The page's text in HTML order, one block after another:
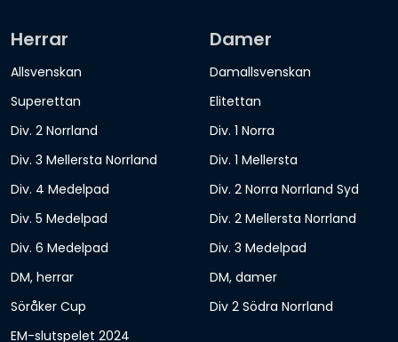
Herrar
Allsvenskan
Superettan
Div. 2 Norrland
Div. 3 Mellersta Norrland
Div. 4 Medelpad
Div. 5 Medelpad
Div. 6 Medelpad
DM, herrar
Söråker Cup
EM-slutspelet 2024
Damer
Damallsvenskan
Elitettan
Div. 1 Norra
Div. 1 Mellersta
Div. 2 Norra Norrland Syd
Div. 2 Mellersta Norrland
Div. 3 Medelpad
DM, damer
Div 2 Södra Norrland